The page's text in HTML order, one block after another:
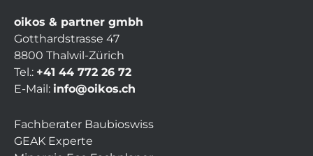
oikos & partner gmbh
Gotthardstrasse 47
8800 Thalwil-Zürich
Tel.: +41 44 772 26 72
E-Mail: info@oikos.ch
Fachberater Baubioswiss
GEAK Experte